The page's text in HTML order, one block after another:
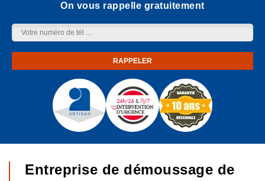
On vous rappelle gratuitement
Entreprise de démoussage de